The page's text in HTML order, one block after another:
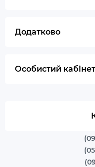
Додатково
Особистий кабінет